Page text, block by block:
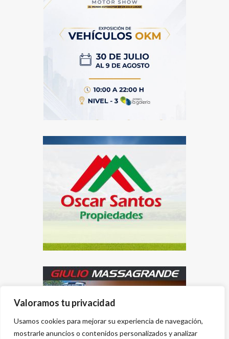
Valoramos tu privacidad
Usamos cookies para mejorar su experiencia de navegación,
mostrarle anuncios o contenidos personalizados y analizar